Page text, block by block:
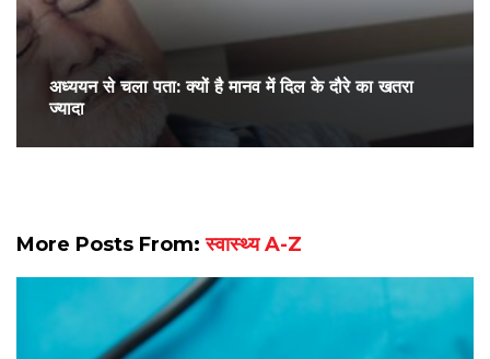
अध्ययन से चला पता: क्यों है मानव में दिल के दौरे का खतरा
ज्यादा
More Posts From:स्वास्थ्य A-Z